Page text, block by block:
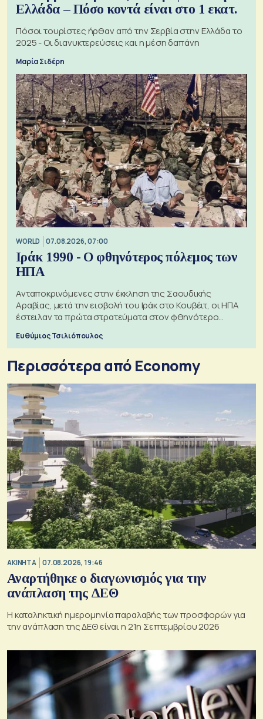
Ελλάδα – Πόσο κοντά είναι στο 1 εκατ.
Πόσοι τουρίστες ήρθαν από την Σερβία στην Ελλάδα το
2025 - Οι διανυκτερεύσεις και η μέση δαπάνη
Μαρία Σιδέρη
WORLD 07.08.2026, 07:00
Ιράκ 1990 - Ο φθηνότερος πόλεμος των
ΗΠΑ
Ανταποκρινόμενες στην έκκληση της Σαουδικής
Αραβίας, μετά την εισβολή του Ιράκ στο Κουβέιτ, οι ΗΠΑ
έστειλαν τα πρώτα στρατεύματα στον φθηνότερο
Ευθύμιος Τσιλιόπουλος
Περισσότερα από Economy
ΑΚΙΝΗΤΑ 07.08.2026, 19:46
Αναρτήθηκε ο διαγωνισμός για την
ανάπλαση της ΔΕΘ
Η καταληκτική ημερομηνία παραλαβής των προσφορών για
την ανάπλαση της ΔΕΘ είναι η 21η Σεπτεμβρίου 2026